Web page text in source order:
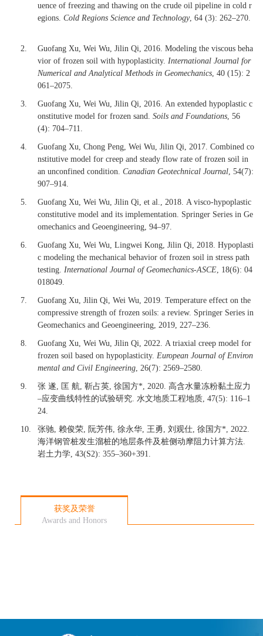
uence of freezing and thawing on the crude oil pipeline in cold r
egions.Cold Regions Science and Technology, 64 (3): 262–270.
2. Guofang Xu, Wei Wu, Jilin Qi, 2016. Modeling the viscous beha
vior of frozen soil with hypoplasticity. International Journal for
Numerical and Analytical Methods in Geomechanics , 40 (15): 2
061–2075.
3. Guofang Xu, Wei Wu, Jilin Qi, 2016. An extended hypoplastic c
onstitutive model for frozen sand.Soils and Foundations , 56
(4): 704–711.
4. Guofang Xu, Chong Peng, Wei Wu, Jilin Qi, 2017. Combined co
nstitutive model for creep and steady flow rate of frozen soil in
an unconfined condition.Canadian Geotechnical Journal , 54(7):
907–914.
5. Guofang Xu, Wei Wu, Jilin Qi, et al., 2018. A visco-hypoplastic
constitutive model and its implementation. Springer Series in Ge
omechanics and Geoengineering, 94–97.
6. Guofang Xu, Wei Wu, Lingwei Kong, Jilin Qi, 2018. Hypoplasti
c modeling the mechanical behavior of frozen soil in stress path
testing. International Journal of Geomechanics-ASCE , 18(6): 04
018049.
7. Guofang Xu, Jilin Qi, Wei Wu, 2019. Temperature effect on the
compressive strength of frozen soils: a review. Springer Series in
Geomechanics and Geoengineering, 2019, 227–236.
8. Guofang Xu, Wei Wu, Jilin Qi, 2022. A triaxial creep model for
frozen soil based on hypoplasticity. European Journal of Environ
mental and Civil Engineering , 26(7): 2569–2580.
9. 张 遂 匡 航 靳占英 徐国方*, 2020. 高含水量冻粉黏土应力
–应变曲线特性的试验研究 .水文地质工程地质 , 47(5): 116–1
24.
10. 张驰 赖俊荣 阮芳伟 徐永华 王勇 刘观仕 徐国方*, 2022.
海洋钢管桩发生溜桩的地层条件及桩侧动摩阻力计算方法
岩土力学 , 43(S2): 355–360+391.
获奖及荣誉
Awards and Honors